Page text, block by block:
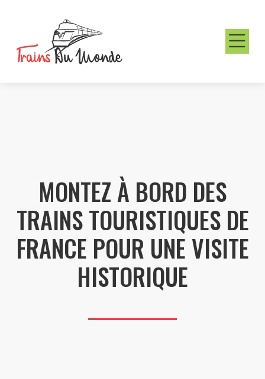
MONTEZ À BORD DES
TRAINS TOURISTIQUES DE
FRANCE POUR UNE VISITE
HISTORIQUE